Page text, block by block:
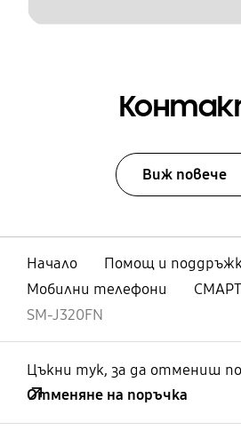
Виж повече
Начало
Помощ и
Мобилни телефони
SM-J320FN
Цъкни тук, за да отмениш
Отменяне на поръчка